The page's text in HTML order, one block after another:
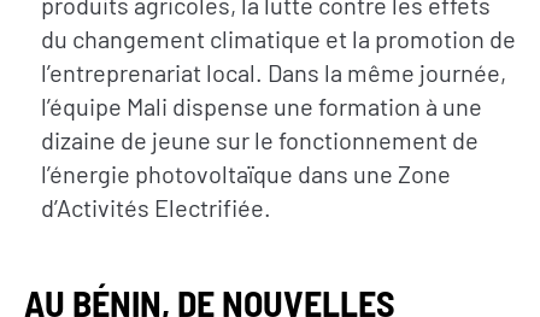
du changement climatique et la promotion de
l’entreprenariat local. Dans la même journée,
l’équipe Mali dispense une formation à une
dizaine de jeune sur le fonctionnement de
l’énergie photovoltaïque dans une Zone
d’Activités Electrifiée.
AU BÉNIN, DE NOUVELLES